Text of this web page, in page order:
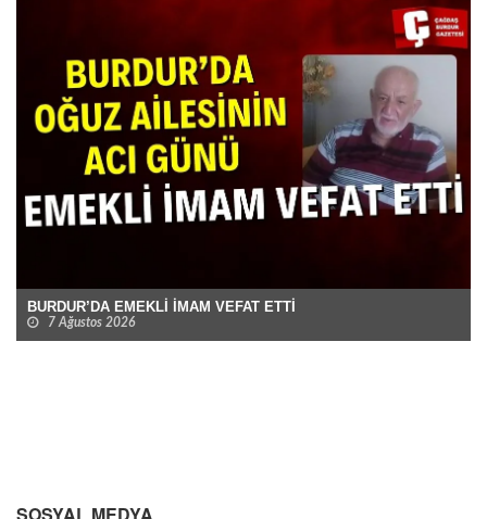
BURDUR’DA EMEKLİ İMAM VEFAT ETTİ
7 Ağustos 2026
SOSYAL MEDYA